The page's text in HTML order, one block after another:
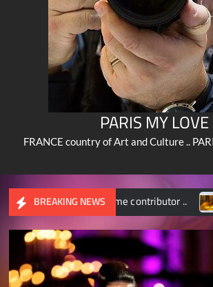
PARIS MY LOVE
FRANCE country of Art and Culture ..
BREAKING NEWS
contributor .. CHASSEUR